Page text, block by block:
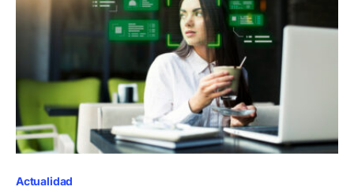
Actualidad